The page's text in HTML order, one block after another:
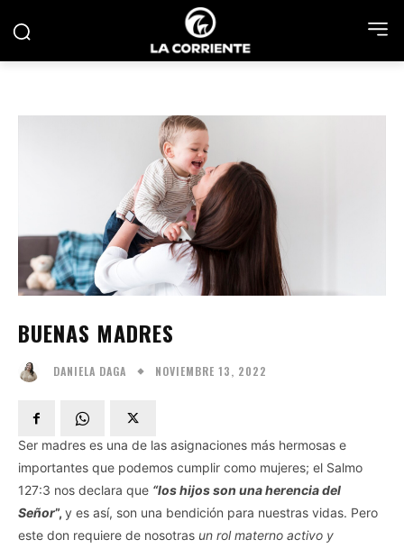
BUENAS MADRES
DANIELA DAGA NOVIEMBRE 13, 2022
Ser madres es una de las asignaciones más hermosas e
importantes que podemos cumplir como mujeres; el Salmo
127:3 nos declara que “los hijos son una herencia del
Señor”, y es así, son una bendición para nuestras vidas. Pero
este don requiere de nosotras un rol materno activo y